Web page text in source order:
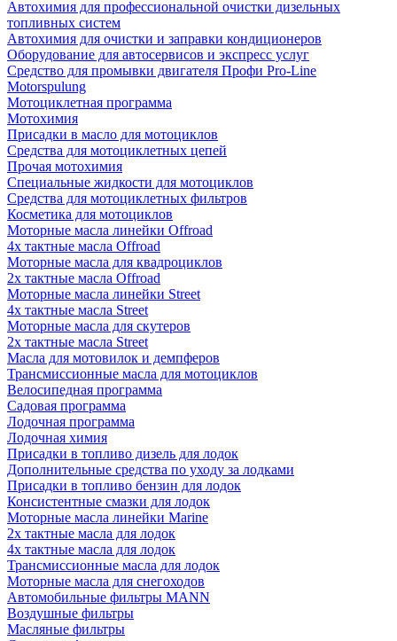
Автохимия для профессиональной очистки дизельных
топливных систем
Автохимия для очистки и заправки кондиционеров
Оборудование для автосервисов и экспресс услуг
Средство для промывки двигателя Профи Pro-Line
Motorspulung
Мотоциклетная программа
Мотохимия
Присадки в масло для мотоциклов
Средства для мотоциклетных цепей
Прочая мотохимия
Специальные жидкости для мотоциклов
Средства для мотоциклетных фильтров
Косметика для мотоциклов
Моторные масла линейки Offroad
4х тактные масла Offroad
Моторные масла для квадроциклов
2х тактные масла Offroad
Моторные масла линейки Street
4х тактные масла Street
Моторные масла для скутеров
2х тактные масла Street
Масла для мотовилок и демпферов
Трансмиссионные масла для мотоциклов
Велосипедная программа
Садовая программа
Лодочная программа
Лодочная химия
Присадки в топливо дизель для лодок
Дополнительные средства по уходу за лодками
Присадки в топливо бензин для лодок
Консистентные смазки для лодок
Моторные масла линейки Marine
2х тактные масла для лодок
4х тактные масла для лодок
Трансмиссионные масла для лодок
Моторные масла для снегоходов
Автомобильные фильтры MANN
Воздушные фильтры
Масляные фильтры